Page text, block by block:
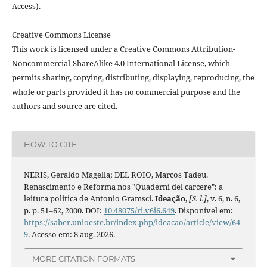
Access).
Creative Commons License
This work is licensed under a Creative Commons Attribution-
Noncommercial-ShareAlike 4.0 International License, which
permits sharing, copying, distributing, displaying, reproducing, the
whole or parts provided it has no commercial purpose and the
authors and source are cited.
HOW TO CITE
NERIS, Geraldo Magella; DEL ROIO, Marcos Tadeu.
Renascimento e Reforma nos "Quaderni del carcere": a
leitura política de Antonio Gramsci.Ideação,[S. l.], v. 6, n. 6,
p. p. 51–62, 2000. DOI: 10.48075/ri.v6i6.649. Disponível em:
https://saber.unioeste.br/index.php/ideacao/article/view/64
9. Acesso em: 8 aug. 2026.
MORE CITATION FORMATS